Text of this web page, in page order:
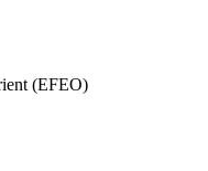
(EFEO)